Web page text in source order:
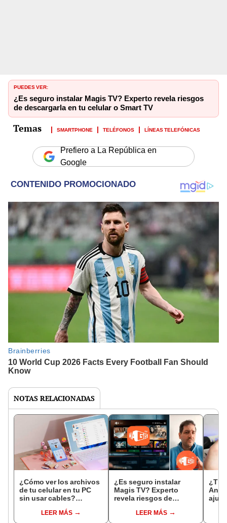
PUEDES VER:
¿Es seguro instalar Magis TV? Experto revela riesgos
de descargarla en tu celular o Smart TV
SMARTPHONE TELÉFONOS LÍNEAS TELEFÓNICAS
Prefiero a La República en
Google
NOTAS RELACIONADAS
¿Cómo ver los archivos
de tu celular en tu PC
sin usar cables?
hacerloLEER MÁS
¿Es seguro instalar
Magis TV? Experto
revela riesgos de
celular o Smart TV
LEER MÁS